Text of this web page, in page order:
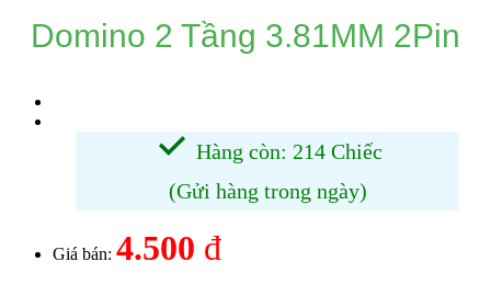
Domino 2 Tầng 3.81MM 2Pin
Hàng còn: 214 Chiếc
(Gửi hàng trong ngày)
Giá bán: 4.500 đ